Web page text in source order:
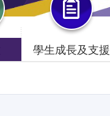
學生成長及支援